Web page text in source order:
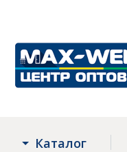
Каталог